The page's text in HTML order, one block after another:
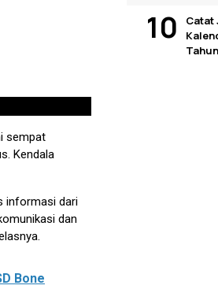
sempat
Kendala
informasi dari
dan
Bone
Catat